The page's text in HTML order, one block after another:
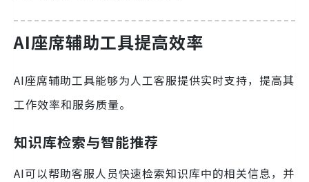
AI座席辅助工具提高效率
AI座席辅助工具能够为人工客服提供实时支持，提高其
工作效率和服务质量。
知识库检索与智能推荐
AI可以帮助客服人员快速检索知识库中的相关信息，并